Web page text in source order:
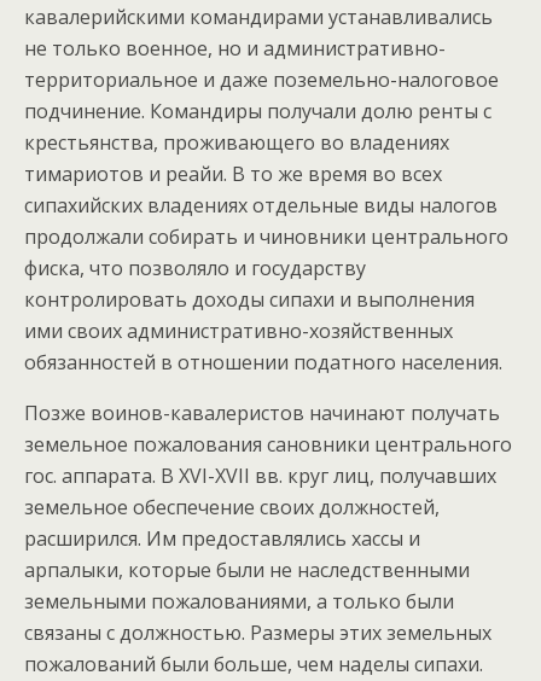
кавалерийскими командирами устанавливались
не только военное, но и административно-
территориальное и даже поземельно-налоговое
подчинение. Командиры получали долю ренты с
крестьянства, проживающего во владениях
тимариотов и реайи. В то же время во всех
сипахийских владениях отдельные виды налогов
продолжали собирать и чиновники центрального
фиска, что позволяло и государству
контролировать доходы сипахи и выполнения
ими своих административно-хозяйственных
обязанностей в отношении податного населения.
Позже воинов-кавалеристов начинают получать
земельное пожалования сановники центрального
гос. аппарата. В XVI-XVII вв. круг лиц, получавших
земельное обеспечение своих должностей,
расширился. Им предоставлялись хассы и
арпалыки, которые были не наследственными
земельными пожалованиями, а только были
связаны с должностью. Размеры этих земельных
пожалований были больше, чем наделы сипахи.